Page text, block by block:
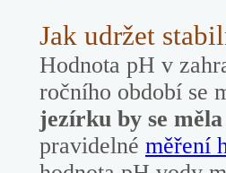
Jak udržet
Hodnota pH v
ročního období se
jezírku by se
pravidelné měření